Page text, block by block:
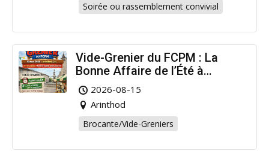
Soirée ou rassemblement convivial
Vide-Grenier du FCPM : La
Bonne Affaire de l’Été à
Arinthod !
2026-08-15
Arinthod
Brocante/Vide-Greniers